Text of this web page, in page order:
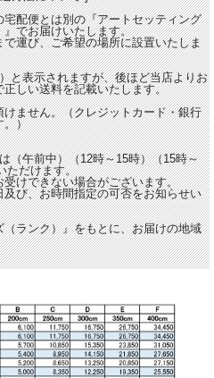
配便とは別の『アートセッティング
でお届けいたします。
運び、ご希望の場所に設置いたしま
と表示されますが、後ほど当店よりお
しい送料を記載いたします。
ません。（クレジットカード・銀行
。）
（午前中）（12時～15時）（15時～
ただけます。
けできない場合がございます。
び、お時間指定の可否をお知らせい
ランク）』をもとに、お届けの地域